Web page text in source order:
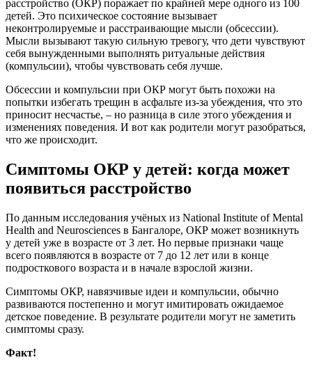
расстройство (ОКР) поражает по крайней мере одного из 100
детей. Это психическое состояние вызывает
неконтролируемые и расстраивающие мысли (обсессии).
Мысли вызывают такую сильную тревогу, что дети чувствуют
себя вынужденными выполнять ритуальные действия
(компульсии), чтобы чувствовать себя лучше.
Обсессии и компульсии при ОКР могут быть похожи на
попытки избегать трещин в асфальте из-за убеждения, что это
приносит несчастье, – но разница в силе этого убеждения и
изменениях поведения. И вот как родители могут разобраться,
что же происходит.
Симптомы ОКР у детей: когда может
появиться расстройство
По данным исследования учёных из National Institute of Mental
Health and Neurosciences в Бангалоре, ОКР может возникнуть
у детей уже в возрасте от 3 лет. Но первые признаки чаще
всего появляются в возрасте от 7 до 12 лет или в конце
подросткового возраста и в начале взрослой жизни.
Симптомы ОКР, навязчивые идеи и компульсии, обычно
развиваются постепенно и могут имитировать ожидаемое
детское поведение. В результате родители могут не заметить
симптомы сразу.
Факт!